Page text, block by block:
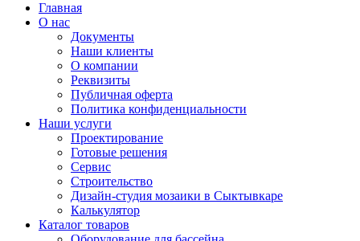
Главная
О нас
Документы
Наши клиенты
О компании
Реквизиты
Публичная оферта
Политика конфиденциальности
Наши услуги
Проектирование
Готовые решения
Сервис
Строительство
Дизайн-студия мозаики в Сыктывкаре
Калькулятор
Каталог товаров